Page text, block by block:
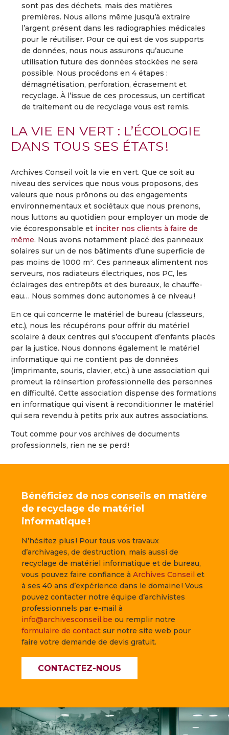
sont pas des déchets, mais des matières
premières. Nous allons même jusqu’à extraire
l’argent présent dans les radiographies médicales
pour le réutiliser. Pour ce qui est de vos supports
de données, nous nous assurons qu’aucune
utilisation future des données stockées ne sera
possible. Nous procédons en 4 étapes :
démagnétisation, perforation, écrasement et
recyclage. À l’issue de ces processus, un certificat
de traitement ou de recyclage vous est remis.
LA VIE EN VERT : L’ÉCOLOGIE
DANS TOUS SES ÉTATS !
Archives Conseil voit la vie en vert. Que ce soit au
niveau des services que nous vous proposons, des
valeurs que nous prônons ou des engagements
environnementaux et sociétaux que nous prenons,
nous luttons au quotidien pour employer un mode de
vie écoresponsable et inciter nos clients à faire de
même. Nous avons notamment placé des panneaux
solaires sur un de nos bâtiments d’une superficie de
pas moins de 1000 m². Ces panneaux alimentent nos
serveurs, nos radiateurs électriques, nos PC, les
éclairages des entrepôts et des bureaux, le chauffe-
eau… Nous sommes donc autonomes à ce niveau !
En ce qui concerne le matériel de bureau (classeurs,
etc.), nous les récupérons pour offrir du matériel
scolaire à deux centres qui s’occupent d’enfants placés
par la justice. Nous donnons également le matériel
informatique qui ne contient pas de données
(imprimante, souris, clavier, etc.) à une association qui
promeut la réinsertion professionnelle des personnes
en difficulté. Cette association dispense des formations
en informatique qui visent à reconditionner le matériel
qui sera revendu à petits prix aux autres associations.
Tout comme pour vos archives de documents
professionnels, rien ne se perd !
Bénéficiez de nos conseils en matière
de recyclage de matériel
informatique !
N’hésitez plus ! Pour tous vos travaux
d’archivages, de destruction, mais aussi de
recyclage de matériel informatique et de bureau,
vous pouvez faire confiance à Archives Conseil et
à ses 40 ans d’expérience dans le domaine ! Vous
pouvez contacter notre équipe d’archivistes
professionnels par e-mail à
info@archivesconseil.be ou remplir notre
formulaire de contact sur notre site web pour
faire votre demande de devis gratuit.
CONTACTEZ-NOUS